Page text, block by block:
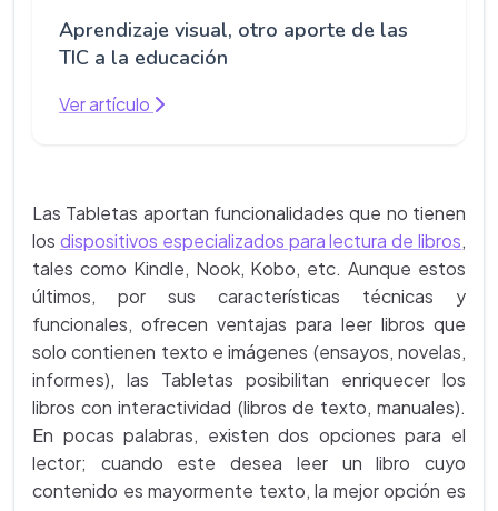
Aprendizaje visual, otro aporte de las
TIC a la educación
Ver artículo
Las Tabletas aportan funcionalidades que no tienen
los dispositivos especializados para lectura de libros,
tales como Kindle, Nook, Kobo, etc. Aunque estos
últimos, por sus características técnicas y
funcionales, ofrecen ventajas para leer libros que
solo contienen texto e imágenes (ensayos, novelas,
informes), las Tabletas posibilitan enriquecer los
libros con interactividad (libros de texto, manuales).
En pocas palabras, existen dos opciones para el
lector; cuando este desea leer un libro cuyo
contenido es mayormente texto, la mejor opción es